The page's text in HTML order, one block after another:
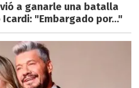
a ganarle una batalla
"Embargado por..."